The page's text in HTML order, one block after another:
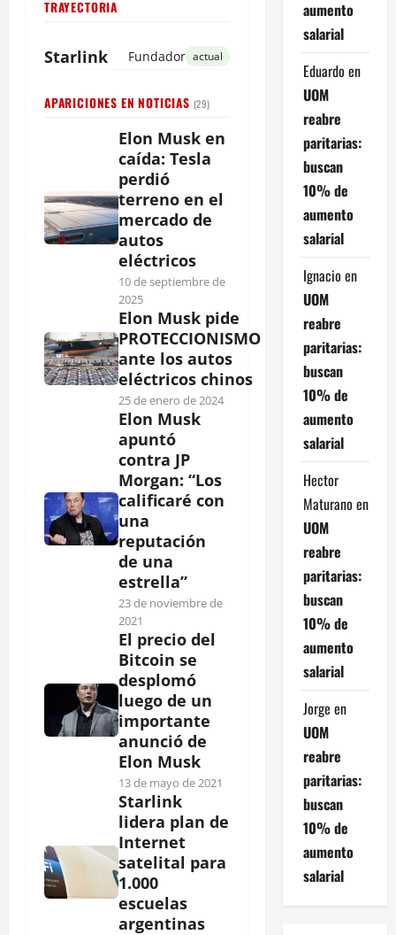
TRAYECTORIA
Starlink Fundador actual
APARICIONES EN NOTICIAS (29)
Elon Musk en
caída: Tesla
perdió
terreno en el
mercado de
autos
eléctricos
10 de septiembre de
2025
Elon Musk pide
PROTECCIONISMO
ante los autos
eléctricos chinos
25 de enero de 2024
Elon Musk
apuntó
contra JP
Morgan: “Los
calificaré con
una
reputación
de una
estrella”
23 de noviembre de
2021
El precio del
Bitcoin se
desplomó
luego de un
importante
anunció de
Elon Musk
13 de mayo de 2021
Starlink
lidera plan de
Internet
satelital para
1.000
escuelas
argentinas
aumento
salarial
Eduardo en
UOM
reabre
paritarias:
buscan
10% de
aumento
salarial
Ignacio en
UOM
reabre
paritarias:
buscan
10% de
aumento
salarial
Hector
Maturano en
UOM
reabre
paritarias:
buscan
10% de
aumento
salarial
Jorge en
UOM
reabre
paritarias:
buscan
10% de
aumento
salarial